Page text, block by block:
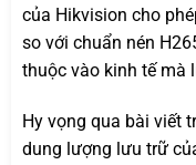
của Hikvision cho
so với chuẩn nén
thuộc vào kinh tế mà
Hy vọng qua bài viết
dung lượng lưu trữ